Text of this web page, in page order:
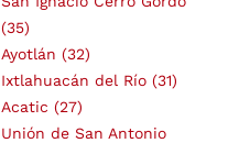
(35)
Ayotlán (32)
Ixtlahuacán del Río (31)
Acatic (27)
Unión de San Antonio